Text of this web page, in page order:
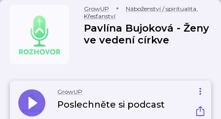
GrowUP Náboženství / spiritualita,
Křesťanství
Pavlína Bujoková - Ženy
ve vedení církve
GrowUP
Poslechněte si podcast